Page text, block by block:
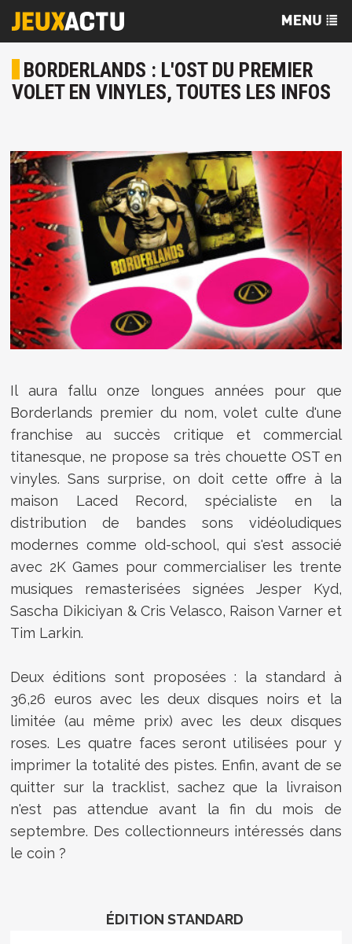
BORDERLANDS : L'OST DU PREMIER
VOLET EN VINYLES, TOUTES LES INFOS
Il aura fallu onze longues années pour que
Borderlands premier du nom, volet culte d'une
franchise au succès critique et commercial
titanesque, ne propose sa très chouette OST en
vinyles. Sans surprise, on doit cette offre à la
maison Laced Record, spécialiste en la
distribution de bandes sons vidéoludiques
modernes comme old-school, qui s'est associé
avec 2K Games pour commercialiser les trente
musiques remasterisées signées Jesper Kyd,
Sascha Dikiciyan & Cris Velasco, Raison Varner et
Tim Larkin.
Deux éditions sont proposées : la standard à
36,26 euros avec les deux disques noirs et la
limitée (au même prix) avec les deux disques
roses. Les quatre faces seront utilisées pour y
imprimer la totalité des pistes. Enfin, avant de se
quitter sur la tracklist, sachez que la livraison
n'est pas attendue avant la fin du mois de
septembre. Des collectionneurs intéressés dans
le coin ?
ÉDITION STANDARD